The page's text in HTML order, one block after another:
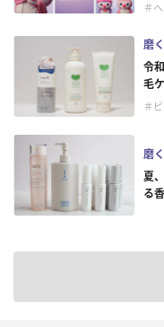
＃
磨く
令
毛
＃
磨く
夏
る